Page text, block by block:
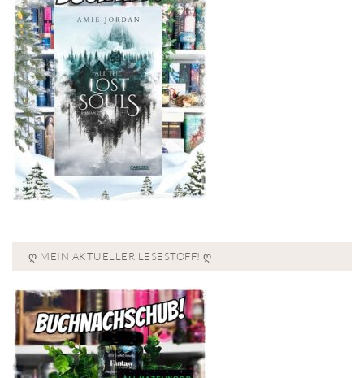
Ღ MEIN AKTUELLER LESESTOFF! Ღ